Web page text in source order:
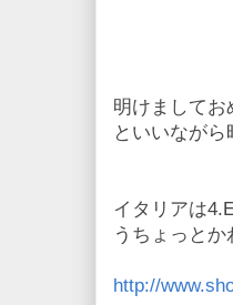
明けましてお
といいなが
イタリアは
うちょっとか
http://